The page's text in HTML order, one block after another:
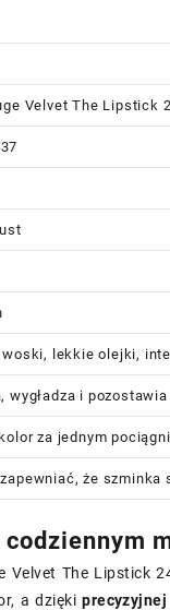
Velvet The Lipstick
lekkie olejki,
wygładza i
za jednym
że szminka
The Lipstick
a dzięki